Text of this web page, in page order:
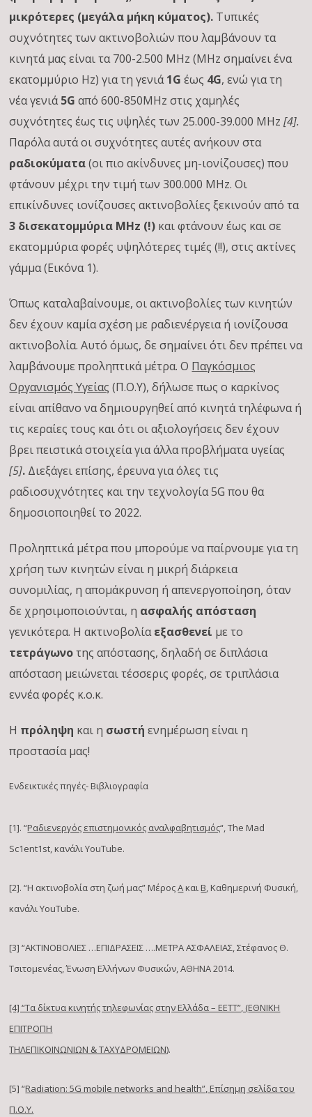
μικρότερες (μεγάλα μήκη κύματος). Τυπικές
συχνότητες των ακτινοβολιών που λαμβάνουν τα
κινητά μας είναι τα 700-2.500 MHz (MHz σημαίνει ένα
εκατομμύριο Hz) για τη γενιά1G έως 4G, ενώ για τη
νέα γενιά5G από 600-850MHz στις χαμηλές
συχνότητες έως τις υψηλές των 25.000-39.000 MHz[4].
Παρόλα αυτά οι συχνότητες αυτές ανήκουν στα
ραδιοκύματα(οι πιο ακίνδυνες μη-ιονίζουσες) που
φτάνουν μέχρι την τιμή των 300.000 ΜHz. Οι
επικίνδυνες ιονίζουσες ακτινοβολίες ξεκινούν από τα
3 δισεκατομμύρια ΜΗz (!) και φτάνουν έως και σε
εκατομμύρια φορές υψηλότερες τιμές (!!), στις ακτίνες
γάμμα (Εικόνα 1).
Όπως καταλαβαίνουμε, οι ακτινοβολίες των κινητών
δεν έχουν καμία σχέση με ραδιενέργεια ή ιονίζουσα
ακτινοβολία. Αυτό όμως, δε σημαίνει ότι δεν πρέπει να
λαμβάνουμε προληπτικά μέτρα. Ο Παγκόσμιος
Οργανισμός Υγείας (Π.Ο.Υ), δήλωσε πως ο καρκίνος
είναι απίθανο να δημιουργηθεί από κινητά τηλέφωνα ή
τις κεραίες τους και ότι οι αξιολογήσεις δεν έχουν
βρει πειστικά στοιχεία για άλλα προβλήματα υγείας
[5]. Διεξάγει επίσης, έρευνα για όλες τις
ραδιοσυχνότητες και την τεχνολογία 5G που θα
δημοσιοποιηθεί το 2022.
Προληπτικά μέτρα που μπορούμε να παίρνουμε για τη
χρήση των κινητών είναι η μικρή διάρκεια
συνομιλίας, η απομάκρυνση ή απενεργοποίηση, όταν
δε χρησιμοποιούνται, η ασφαλής απόσταση
γενικότερα. Η ακτινοβολίαεξασθενεί με το
τετράγωνοτης απόστασης, δηλαδή σε διπλάσια
απόσταση μειώνεται τέσσερις φορές, σε τριπλάσια
εννέα φορές κ.ο.κ.
Η πρόληψη και η σωστήενημέρωση είναι η
προστασία μας!
Ενδεικτικές πηγές- Βιβλιογραφία
[1]. “Ραδιενεργός επιστημονικός αναλφαβητισμός“, The Mad
Sc1ent1st, κανάλι YouTube.
[2]. “Η ακτινοβολία στη ζωή μας” ΜέροςA και B, Καθημερινή Φυσική,
κανάλι YouTube.
[3] “ΑΚΤΙΝΟΒΟΛΙΕΣ …ΕΠΙΔΡΑΣΕΙΣ ….ΜΕΤΡΑ ΑΣΦΑΛΕΙΑΣ, Στέφανος Θ.
Τσιτομενέας, Ένωση Ελλήνων Φυσικών, ΑΘΗΝΑ 2014.
[4] “Τα δίκτυα κινητής τηλεφωνίας στην Ελλάδα – EETT”, (ΕΘΝΙΚΗ
ΕΠΙΤΡΟΠΗ
ΤΗΛΕΠΙΚΟΙΝΩΝΙΩΝ & ΤΑΧΥΔΡΟΜΕΙΩΝ).
[5] “Radiation: 5G mobile networks and health”, Επίσημη σελίδα του
Π.Ο.Υ.